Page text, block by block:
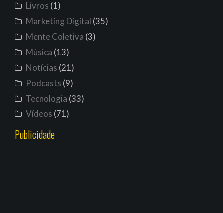
Livros (1)
Marketing Digital (35)
Mente Coletiva (3)
Música (13)
Notícias (21)
Podcasts (9)
Tecnologia (33)
Vídeos (71)
Publicidade